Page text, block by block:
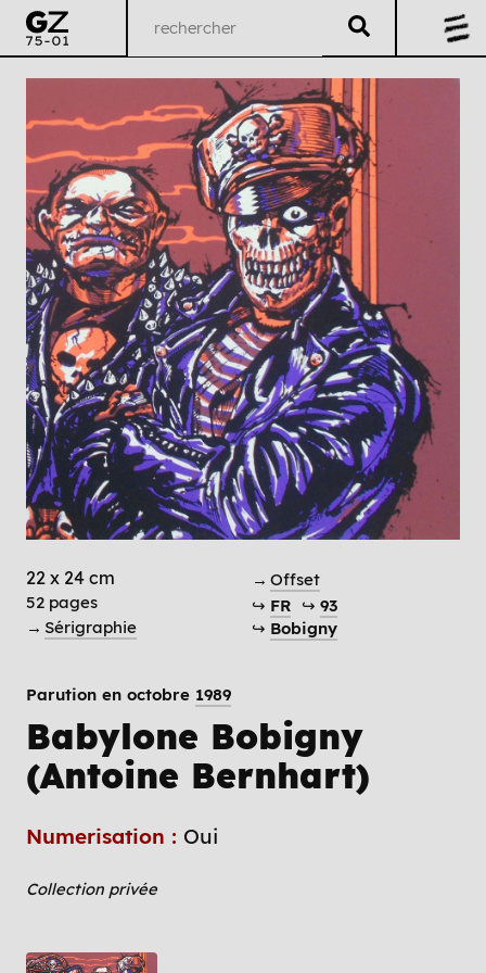
22 x 24 cm
52 pages
→ Sérigraphie
→ Offset
↪ FR ↪ 93
↪ Bobigny
Parution en octobre 1989
Babylone Bobigny
(Antoine Bernhart)
Numerisation : Oui
Collection privée